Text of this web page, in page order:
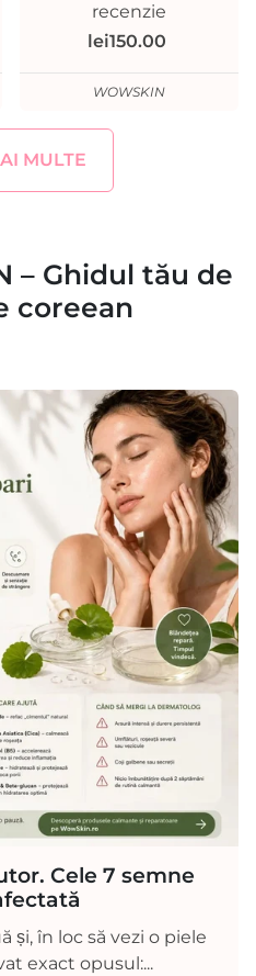
recenzie
lei150.00
WOWSKIN
MULTE
– Ghidul tău de
coreean
Cele 7 semne
și, în loc să vezi o piele
exact opusul:...